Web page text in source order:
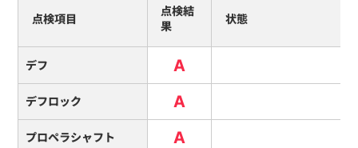
点検項目
点検結
果
状態
デフ A
デフロック A
プロペラシャフト A